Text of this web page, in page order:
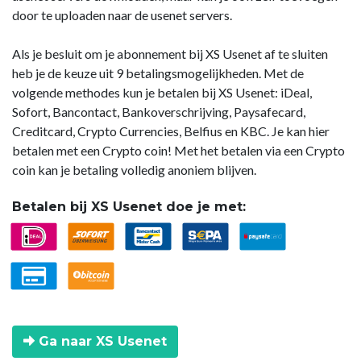
door te uploaden naar de usenet servers.
Als je besluit om je abonnement bij XS Usenet af te sluiten
heb je de keuze uit 9 betalingsmogelijkheden. Met de
volgende methodes kun je betalen bij XS Usenet: iDeal,
Sofort, Bancontact, Bankoverschrijving, Paysafecard,
Creditcard, Crypto Currencies, Belfius en KBC. Je kan hier
betalen met een Crypto coin! Met het betalen via een Crypto
coin kan je betaling volledig anoniem blijven.
Betalen bij XS Usenet doe je met:
Ga naar XS Usenet